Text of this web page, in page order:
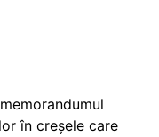
în creșele care